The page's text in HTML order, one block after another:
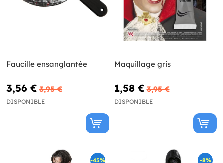
Faucille ensanglantée
3,56 € 3,95 €
DISPONIBLE
Maquillage gris
1,58 € 3,95 €
DISPONIBLE
-45% -8%